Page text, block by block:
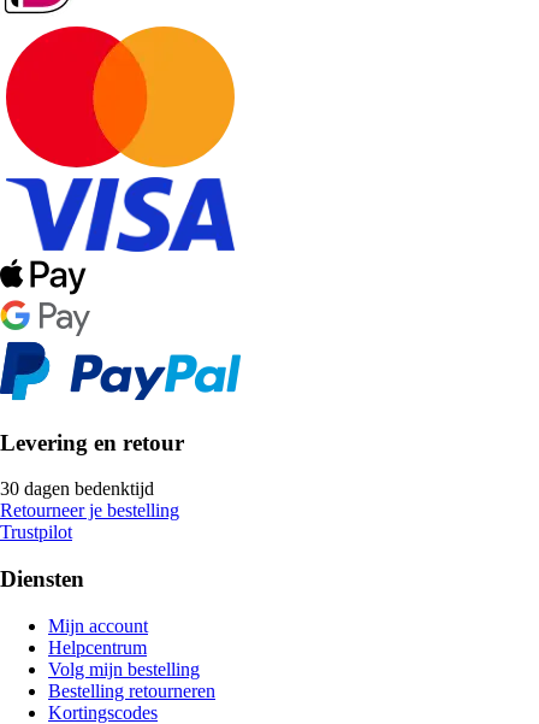
Levering en retour
30 dagen bedenktijd
Retourneer je bestelling
Trustpilot
Diensten
Mijn account
Helpcentrum
Volg mijn bestelling
Bestelling retourneren
Kortingscodes